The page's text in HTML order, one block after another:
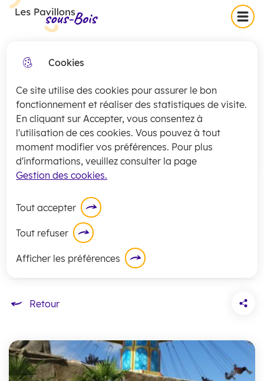
Cookies
Ce site utilise des cookies pour assurer le bon
fonctionnement et réaliser des statistiques de visite.
En cliquant sur Accepter, vous consentez à
l'utilisation de ces cookies. Vous pouvez à tout
moment modifier vos préférences. Pour plus
d'informations, veuillez consulter la page
Gestion des cookies.
Afficher les préférences
Tout accepter
Tout refuser
Skip
menu
Skip
to
Skip to
Collecte exceptionnelle des
jeudi 16 juillet
Lacollectedes encombrants pour les
secteurs 1 et 2 sera exceptionnellement
assuréece jeudi 16 juillet.
En savoir plus
Les Pavillons-sous-Bois Menu
Accueils de loisirs (12-17 ans)
Accueil